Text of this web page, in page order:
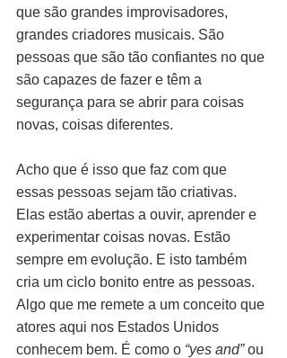
que são grandes improvisadores,
grandes criadores musicais. São
pessoas que são tão confiantes no que
são capazes de fazer e têm a
segurança para se abrir para coisas
novas, coisas diferentes.
Acho que é isso que faz com que
essas pessoas sejam tão criativas.
Elas estão abertas a ouvir, aprender e
experimentar coisas novas. Estão
sempre em evolução. E isto também
cria um ciclo bonito entre as pessoas.
Algo que me remete a um conceito que
atores aqui nos Estados Unidos
conhecem bem. É como o “yes and” ou